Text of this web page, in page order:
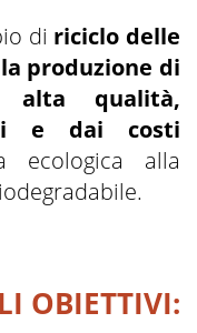
di riciclo delle
produzione di
qualità,
e dai costi
ecologica alla
OBIETTIVI: